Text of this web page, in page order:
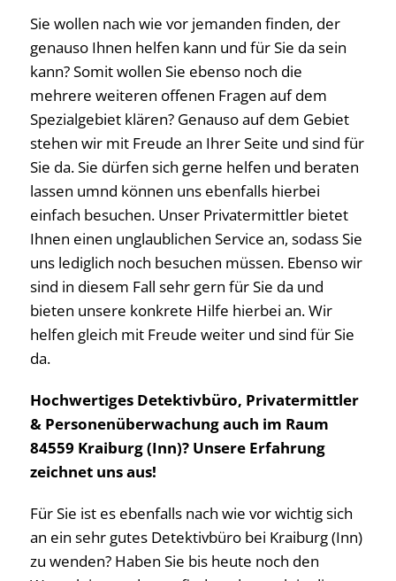
Sie wollen nach wie vor jemanden finden, der
genauso Ihnen helfen kann und für Sie da sein
kann? Somit wollen Sie ebenso noch die
mehrere weiteren offenen Fragen auf dem
Spezialgebiet klären? Genauso auf dem Gebiet
stehen wir mit Freude an Ihrer Seite und sind für
Sie da. Sie dürfen sich gerne helfen und beraten
lassen umnd können uns ebenfalls hierbei
einfach besuchen. Unser Privatermittler bietet
Ihnen einen unglaublichen Service an, sodass Sie
uns lediglich noch besuchen müssen. Ebenso wir
sind in diesem Fall sehr gern für Sie da und
bieten unsere konkrete Hilfe hierbei an. Wir
helfen gleich mit Freude weiter und sind für Sie
da.
Hochwertiges Detektivbüro, Privatermittler
& Personenüberwachung auch im Raum
84559 Kraiburg (Inn)? Unsere Erfahrung
zeichnet uns aus!
Für Sie ist es ebenfalls nach wie vor wichtig sich
an ein sehr gutes Detektivbüro bei Kraiburg (Inn)
zu wenden? Haben Sie bis heute noch den